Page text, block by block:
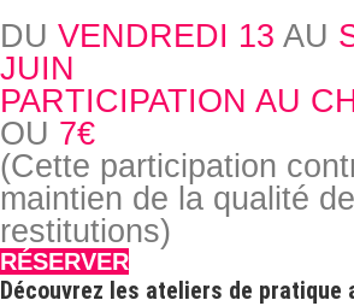
DU VENDREDI 13 AU
JUIN
PARTICIPATION AU
OU 7€
(Cette participation
maintien de la qualité
restitutions)
RÉSERVER
Découvrez les ateliers de